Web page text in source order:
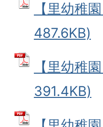
【里幼稚
487.6KB)
【里幼稚
391.4KB)